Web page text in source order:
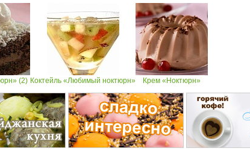
(2) Коктейль «Любимый ноктюрн» Крем «Ноктюрн»